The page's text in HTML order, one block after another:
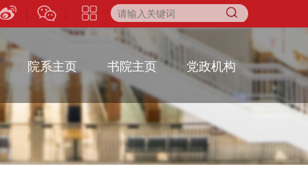
| |
院系主页 书院主页 党政机构